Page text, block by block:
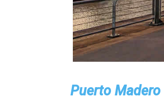
Puerto Madero